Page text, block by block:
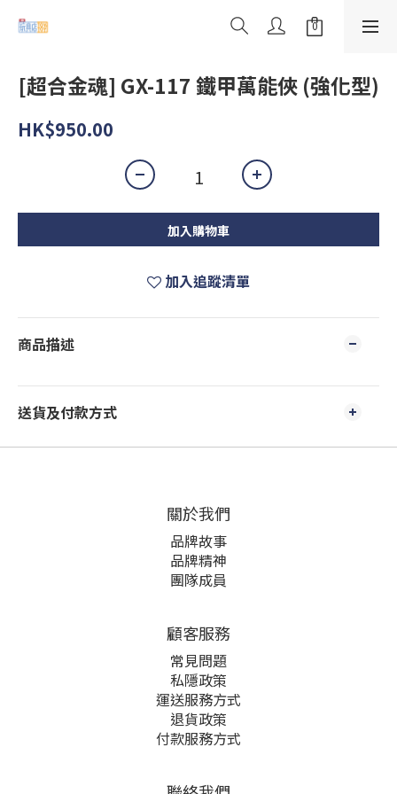
[超合金魂] GX-117 鐵甲萬能俠 (強化型)
HK$950.00
加入購物車
加入追蹤清單
商品描述
送貨及付款方式
關於我們
品牌故事
品牌精神
團隊成員
顧客服務
常見問題
私隱政策
運送服務方式
退貨政策
付款服務方式